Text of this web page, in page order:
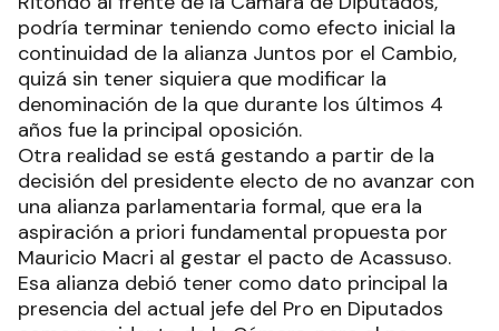
podría terminar teniendo como efecto inicial la
continuidad de la alianza Juntos por el Cambio,
quizá sin tener siquiera que modificar la
denominación de la que durante los últimos 4
años fue la principal oposición.
Otra realidad se está gestando a partir de la
decisión del presidente electo de no avanzar con
una alianza parlamentaria formal, que era la
aspiración a priori fundamental propuesta por
Mauricio Macri al gestar el pacto de Acassuso.
Esa alianza debió tener como dato principal la
presencia del actual jefe del Pro en Diputados